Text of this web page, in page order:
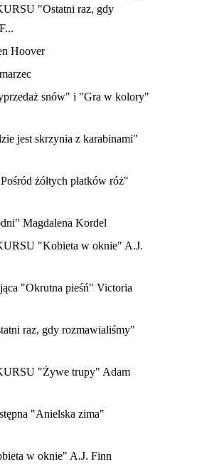
"Ostatni raz, gdy
Hoover
snów" i "Gra w kolory"
jest skrzynia z karabinami"
żółtych płatków róż"
Magdalena Kordel
"Kobieta w oknie" A.J.
"Okrutna pieśń" Victoria
raz, gdy rozmawialiśmy"
"Żywe trupy" Adam
"Anielska zima"
w oknie" A.J. Finn